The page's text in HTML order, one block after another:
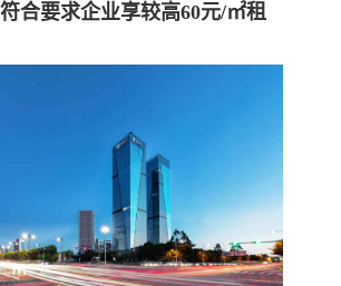
合要求企业享较高60元/㎡租